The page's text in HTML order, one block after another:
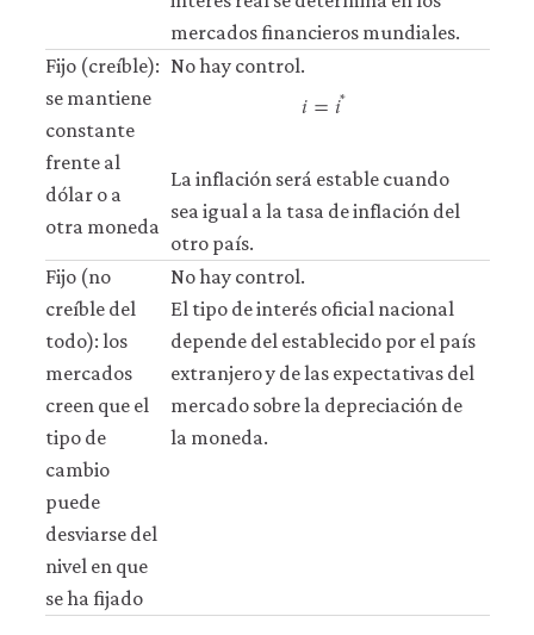
mercados financieros mundiales.
Fijo (creíble):
se mantiene
constante
frente al
dólar o a
otra moneda
No hay control.
𝑖=𝑖*
La inflación será estable cuando
sea igual a la tasa de inflación del
otro país.
Fijo (no
creíble del
todo): los
mercados
creen que el
tipo de
cambio
puede
desviarse del
nivel en que
se ha fijado
No hay control.
El tipo de interés oficial nacional
depende del establecido por el país
extranjero y de las expectativas del
mercado sobre la depreciación de
la moneda.